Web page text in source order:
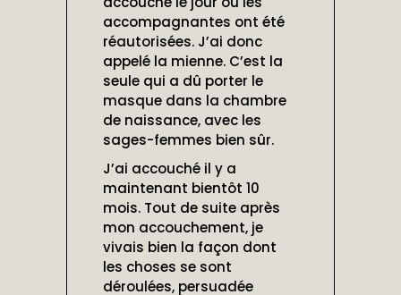
accompagnantes ont été
réautorisées. J’ai donc
appelé la mienne. C’est la
seule qui a dû porter le
masque dans la chambre
de naissance, avec les
sages-femmes bien sûr.
J’ai accouché il y a
maintenant bientôt 10
mois. Tout de suite après
mon accouchement, je
vivais bien la façon dont
les choses se sont
déroulées, persuadée